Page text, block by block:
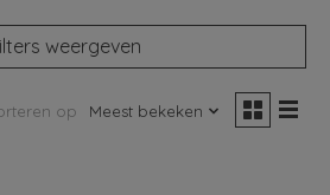
weergeven
op Meest bekeken